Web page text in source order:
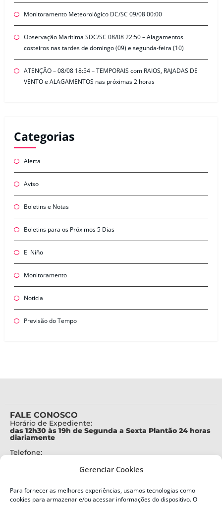
Gerenciar Cookies
Para fornecer as melhores experiências, usamos tecnologias como
cookies para armazenar e/ou acessar informações do dispositivo. O
Monitoramento Meteorológico DC/SC 09/08 00:00
Observação Marítima SDC/SC 08/08 22:50 – Alagamentos
costeiros nas tardes de domingo (09) e segunda-feira (10)
ATENÇÃO – 08/08 18:54 – TEMPORAIS com RAIOS, RAJADAS DE
VENTO e ALAGAMENTOS nas próximas 2 horas
Categorias
Alerta
Aviso
Boletins e Notas
Boletins para os Próximos 5 Dias
El Niño
Monitoramento
Notícia
Previsão do Tempo
FALE CONOSCO
Horário de Expediente:
das 12h30 às 19h de Segunda a Sexta Plantão 24 horas
diariamente
Telefone:
Alertas Defesa Civil: